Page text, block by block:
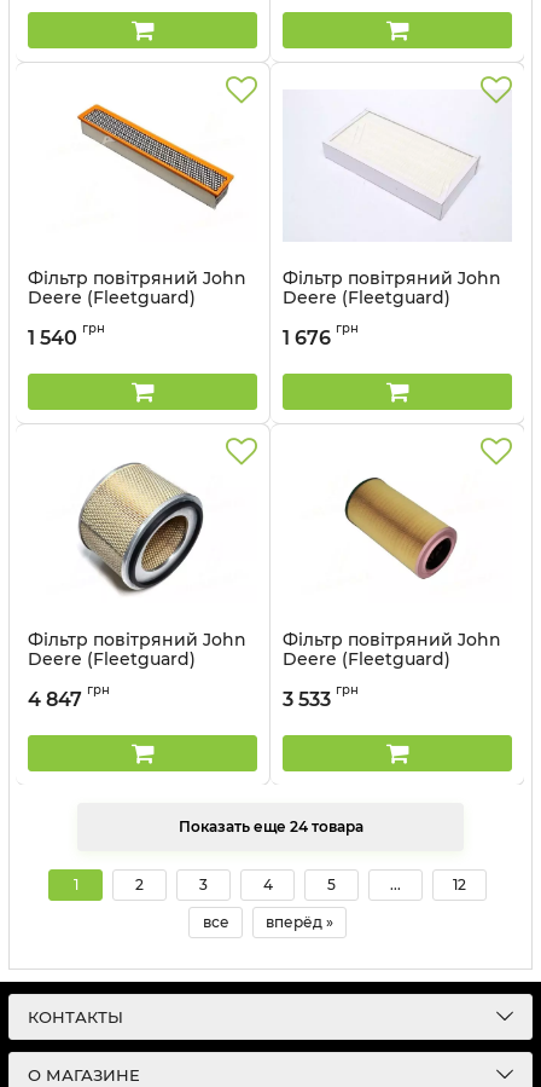
Фільтр повітряний John
Deere (Fleetguard)
Артикул:
1 540 грн
Фільтр повітряний John
Deere (Fleetguard)
Артикул:
1 676 грн
Фільтр повітряний John
Deere (Fleetguard)
Артикул: AF26473
4 847 грн
Фільтр повітряний John
Deere (Fleetguard)
Артикул:
3 533 грн
Показать еще 24 товара
1 2 3 4 5 ... 12
все вперёд »
КОНТАКТЫ
О МАГАЗИНЕ